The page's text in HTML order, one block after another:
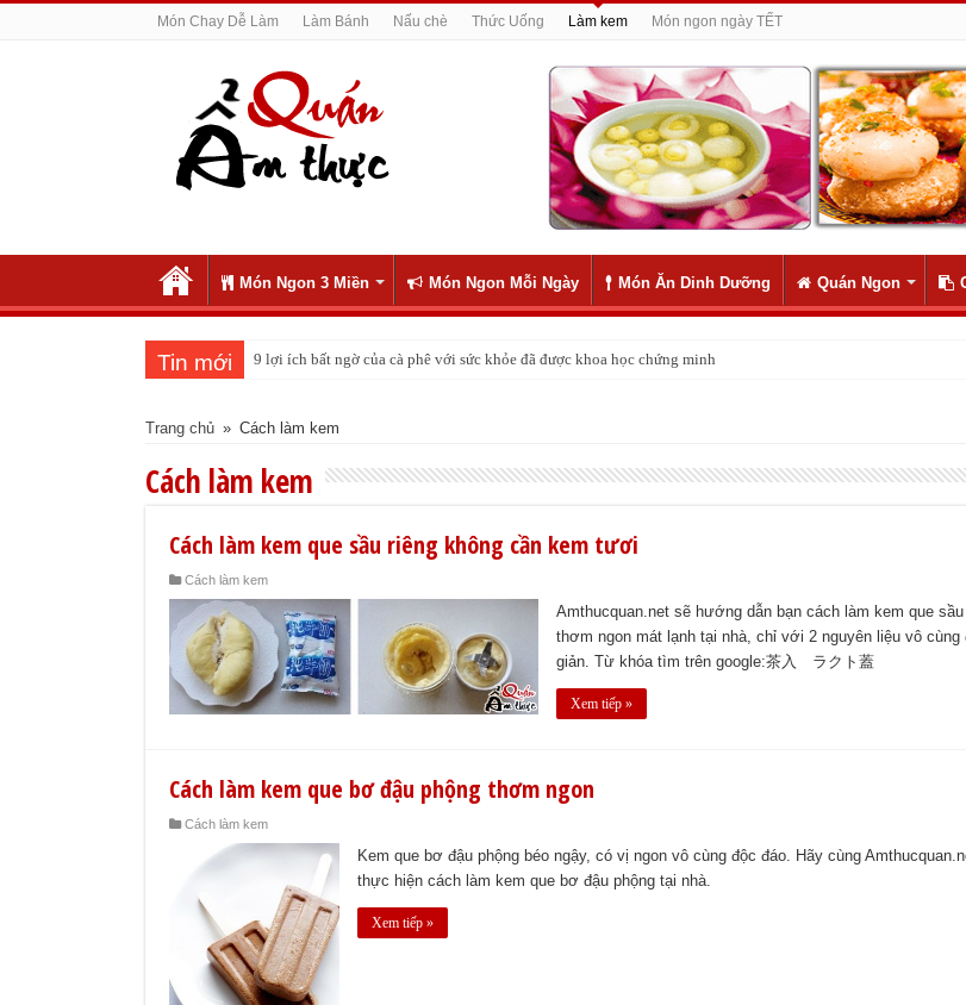
Món Chay Dễ Làm Làm Bánh Nấu chè Thức Uống Làm kem Món ngon ngày TẾT
Món Ngon 3 Miền Món Ngon Mỗi Ngày Món Ăn Dinh Dưỡng Quán Ngon
Tin mới Cách pha nước chanh đá ngon đều nhau 10 ly như 1
Trang chủ » Cách làm kem
Cách làm kem
Cách làm kem que sầu riêng không cần kem tươi
Cách làm kem
Amthucquan.net sẽ hướng dẫn bạn cách làm kem que sầu
thơm ngon mát lạnh tại nhà, chỉ với 2 nguyên liệu vô cùng
giản. Từ khóa tìm trên google:茶入 ラクト蓋
Xem tiếp »
Cách làm kem que bơ đậu phộng thơm ngon
Cách làm kem
Kem que bơ đậu phộng béo ngậy, có vị ngon vô cùng độc đáo. Hãy cùng
thực hiện cách làm kem que bơ đậu phộng tại nhà.
Xem tiếp »